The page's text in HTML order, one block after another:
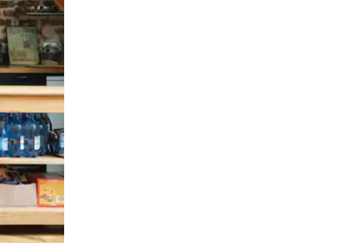
oder Wischgesten.